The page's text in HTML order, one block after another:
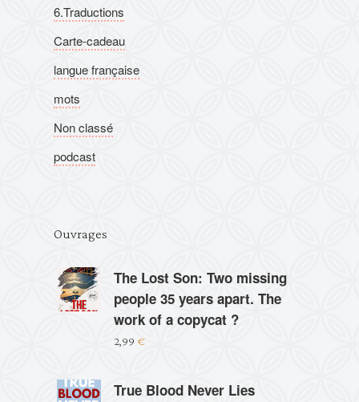
6.Traductions
Carte-cadeau
langue française
mots
Non classé
podcast
Ouvrages
The Lost Son: Two missing
people 35 years apart. The
work of a copycat ?
2,99 €
True Blood Never Lies